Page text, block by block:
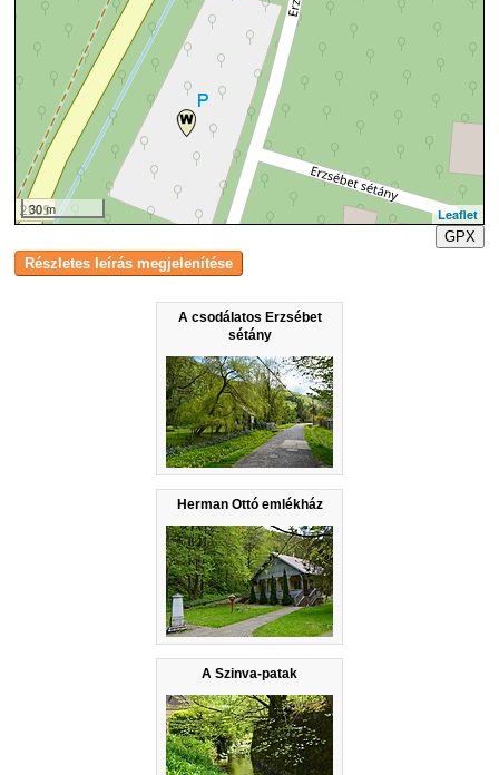
A csodálatos Erzsébet
sétány
Herman Ottó emlékház
A Szinva-patak
30 m
Leaflet
GPX